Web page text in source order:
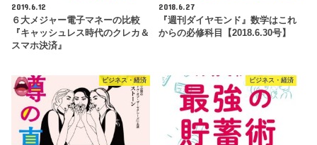
2019.6.12
６大メジャー電子マネーの比較
『キャッシュレス時代のクレカ＆
スマホ決済』
2018.6.27
『週刊ダイヤモンド』数学はこれ
からの必修科目【2018.6.30号】
ビジネス・経済 ビジネス・経済